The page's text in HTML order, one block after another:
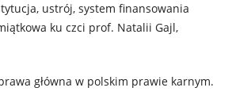
ustrój, system finansowania
ku czci prof. Natalii Gajl,
główna w polskim prawie karnym.